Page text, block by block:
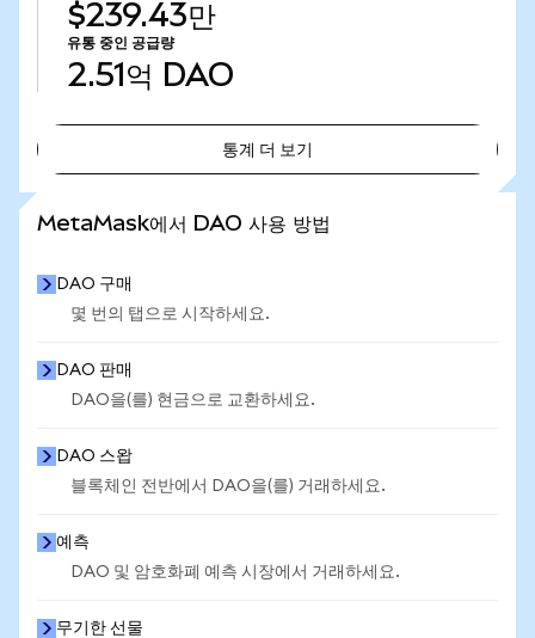
$239.43만
유통 중인 공급량
2.51억 DAO
통계 더 보기
MetaMask에서 DAO 사용 방법
DAO 구매
몇 번의 탭으로 시작하세요.
DAO 판매
DAO을(를) 현금으로 교환하세요.
DAO 스왑
블록체인 전반에서 DAO을(를) 거래하세요.
예측
DAO 및 암호화폐 예측 시장에서 거래하세요.
무기한 선물